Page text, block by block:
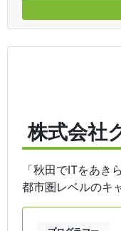
株式会社
「秋田でITをあ
都市圏レベルのキ